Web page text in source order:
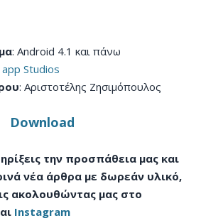
: Android 4.1 και πάνω
app Studios
: Αριστοτέλης Ζησιμόπουλος
Download
την προσπάθεια μας και
νέα άρθρα με δωρεάν υλικό,
ακολουθώντας μας στο
Instagram